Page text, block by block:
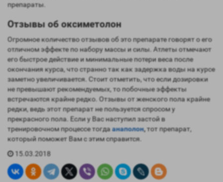
препараты.
Отзывы об оксиметолон
Огромное количество отзывов об это препарате говорят о его
отличном эффекте по набору массы и силы. Атлеты отмечают
его быстрое действие и минимальные потери веса после
окончания курса, что странно так как задержка воды на курсе
заметно увеличивается. Стоит отметить, что если дозировки
не превышают рекомендуемых, то побочные эффекты
встречаются крайне редко. Отзывы от женского пола крайне
редки, ведь этот препарат не пользуется спросом у
прекрасного пола. Если у Вас наступил застой в
тренировочном процессе тогдаанаполон,тот препарат,
который поможет Вам с этим справится.
15.03.2018